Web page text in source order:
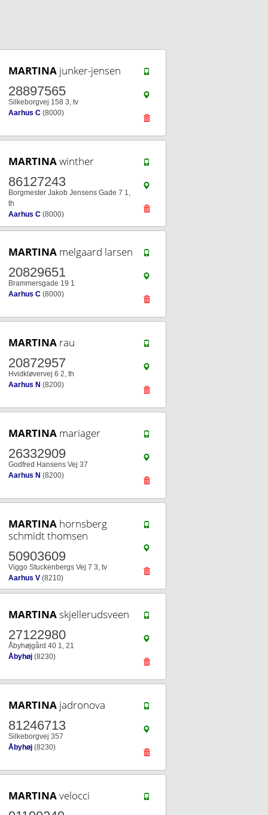
MARTINA junker-jensen
28897565
Silkeborgvej 158 3, tv
Aarhus C (8000)
MARTINAwinther
86127243
Borgmester Jakob Jensens Gade 7 1,
th
Aarhus C (8000)
MARTINA melgaard larsen
20829651
Brammersgade 19 1
Aarhus C (8000)
MARTINA rau
20872957
Hvidkløvervej 6 2, th
Aarhus N (8200)
MARTINA mariager
26332909
Godfred Hansens Vej 37
Aarhus N (8200)
MARTINA hornsberg
schmidt thomsen
50903609
Viggo Stuckenbergs Vej 7 3, tv
Aarhus V (8210)
MARTINAskjellerudsveen
27122980
Åbyhøjgård 40 1, 21
Åbyhøj (8230)
MARTINA jadronova
81246713
Silkeborgvej 357
Åbyhøj (8230)
MARTINAvelocci